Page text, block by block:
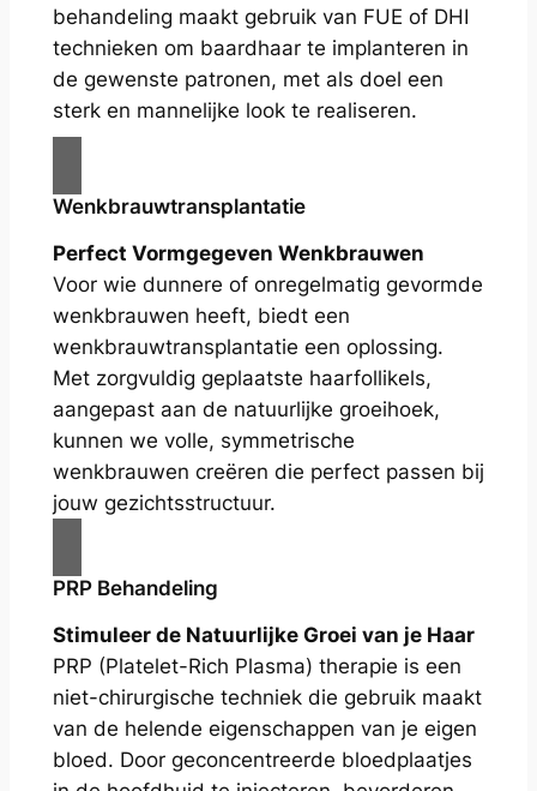
behandeling maakt gebruik van FUE of DHI
technieken om baardhaar te implanteren in
de gewenste patronen, met als doel een
sterk en mannelijke look te realiseren.
Wenkbrauwtransplantatie
Perfect Vormgegeven Wenkbrauwen
Voor wie dunnere of onregelmatig gevormde
wenkbrauwen heeft, biedt een
wenkbrauwtransplantatie een oplossing.
Met zorgvuldig geplaatste haarfollikels,
aangepast aan de natuurlijke groeihoek,
kunnen we volle, symmetrische
wenkbrauwen creëren die perfect passen bij
jouw gezichtsstructuur.
PRP Behandeling
Stimuleer de Natuurlijke Groei van je Haar
PRP (Platelet-Rich Plasma) therapie is een
niet-chirurgische techniek die gebruik maakt
van de helende eigenschappen van je eigen
bloed. Door geconcentreerde bloedplaatjes